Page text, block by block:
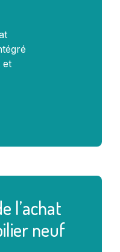
et
l’achat
neuf